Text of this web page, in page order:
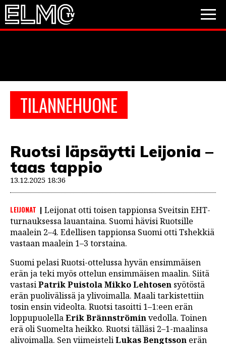
TILANNEHUONE
Ruotsi läpsäytti Leijonia –
taas tappio
13.12.2025 18:36
LEIJONAT
Leijonat otti toisen tappionsa Sveitsin EHT-
turnauksessa lauantaina. Suomi hävisi Ruotsille
maalein 2–4. Edellisen tappionsa Suomi otti Tshekkiä
vastaan maalein 1–3 torstaina.
Suomi pelasi Ruotsi-ottelussa hyvän ensimmäisen
erän ja teki myös ottelun ensimmäisen maalin. Siitä
vastasiPatrik Puistola Mikko Lehtosen syötöstä
erän puolivälissä ja ylivoimalla. Maali tarkistettiin
tosin ensin videolta. Ruotsi tasoitti 1–1:een erän
loppupuolellaErik Brännströminvedolla. Toinen
erä oli Suomelta heikko. Ruotsi tälläsi 2–1-maalinsa
alivoimalla. Sen viimeisteliLukas Bengtsson erän
PESÄPALLO
VIDEOT
JALKAPALLO
EM2021
Huuhkajat
JÄÄKIEKKO
PESÄPALLO
F1
LINTU VAI KALA
46 DENTON ROAD
VIDEOT
PODCASTIT
KOLUMNIT